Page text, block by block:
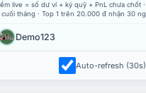
live = số dư ví + ký quỹ + PnL chưa chốt
tháng · Top 1 trên 20.000 đ nhận 30
Demo123
Auto-refresh (30s)